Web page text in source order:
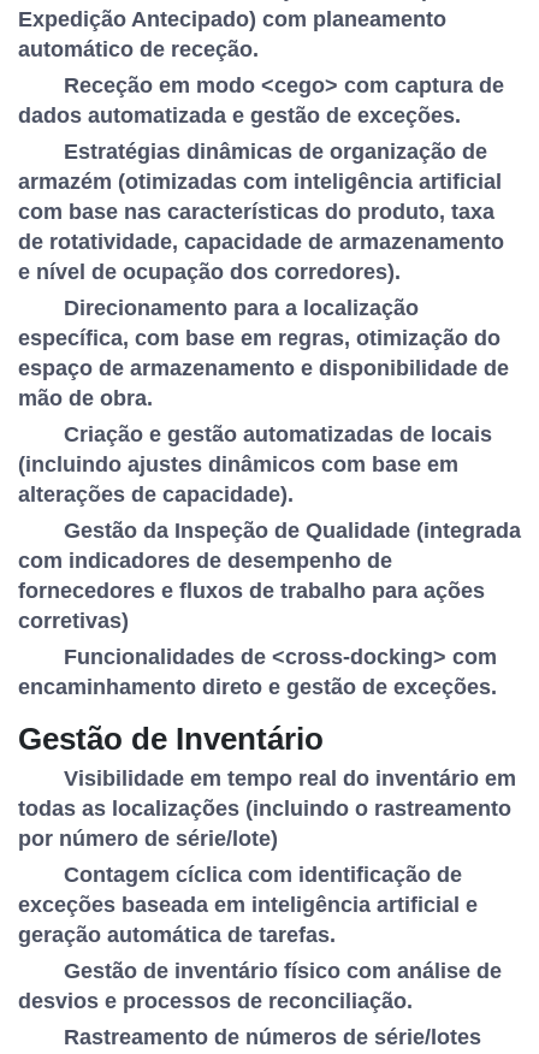
Expedição Antecipado) com planeamento
automático de receção.
Receção em modo <cego> com captura de
dados automatizada e gestão de exceções.
Estratégias dinâmicas de organização de
armazém (otimizadas com inteligência artificial
com base nas características do produto, taxa
de rotatividade, capacidade de armazenamento
e nível de ocupação dos corredores).
Direcionamento para a localização
específica, com base em regras, otimização do
espaço de armazenamento e disponibilidade de
mão de obra.
Criação e gestão automatizadas de locais
(incluindo ajustes dinâmicos com base em
alterações de capacidade).
Gestão da Inspeção de Qualidade (integrada
com indicadores de desempenho de
fornecedores e fluxos de trabalho para ações
corretivas)
Funcionalidades de <cross-docking> com
encaminhamento direto e gestão de exceções.
Gestão de Inventário
Visibilidade em tempo real do inventário em
todas as localizações (incluindo o rastreamento
por número de série/lote)
Contagem cíclica com identificação de
exceções baseada em inteligência artificial e
geração automática de tarefas.
Gestão de inventário físico com análise de
desvios e processos de reconciliação.
Rastreamento de números de série/lotes